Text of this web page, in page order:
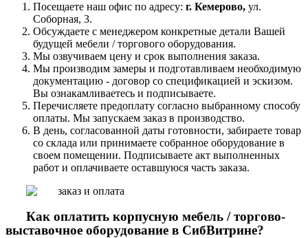
Посещаете наш офис по адресу: г. Кемерово, ул.
Соборная, 3.
Обсуждаете с менеджером конкретные детали Вашей
будущей мебели / торгового оборудования.
Мы озвучиваем цену и срок выполнения заказа.
Мы производим замеры и подготавливаем необходимую
документацию - договор со спецификацией и эскизом.
Вы ознакамливаетесь и подписываете.
Перечисляете предоплату согласно выбранному способу
оплаты. Мы запускаем заказ в производство.
В день, согласованной даты готовности, забираете товар
со склада или принимаете собранное оборудование в
своем помещении. Подписываете акт выполненных
работ и оплачиваете оставшуюся часть заказа.
Как оплатить корпусную мебель / торгово-
выставочное оборудование в СибВитрине?